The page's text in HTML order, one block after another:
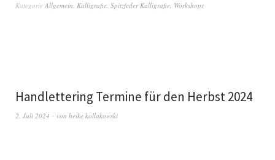
Kategorie Allgemein, Kalligrafie, Spitzfeder Kalligrafie, Workshops
Handlettering Termine für den Herbst 2024
2. Juli 2024 von heike kollakowski